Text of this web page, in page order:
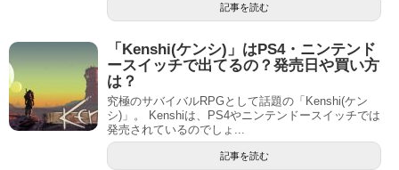
記事を読む
「Kenshi(ケンシ)」はPS4・ニンテンド
ースイッチで出てるの？発売日や買い方
は？
究極のサバイバルRPGとして話題の「Kenshi(ケン
シ)」。 Kenshiは、PS4やニンテンドースイッチでは
発売されているのでしょ...
記事を読む